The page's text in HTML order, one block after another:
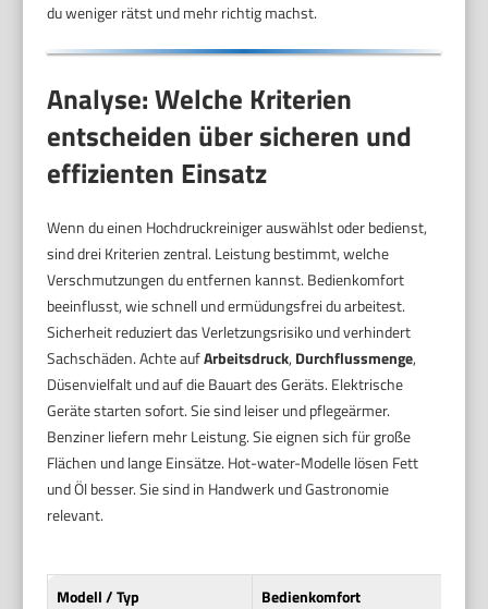
du weniger rätst und mehr richtig machst.
Analyse: Welche Kriterien
entscheiden über sicheren und
effizienten Einsatz
Wenn du einen Hochdruckreiniger auswählst oder bedienst,
sind drei Kriterien zentral. Leistung bestimmt, welche
Verschmutzungen du entfernen kannst. Bedienkomfort
beeinflusst, wie schnell und ermüdungsfrei du arbeitest.
Sicherheit reduziert das Verletzungsrisiko und verhindert
Sachschäden. Achte aufArbeitsdruck, Durchflussmenge,
Düsenvielfalt und auf die Bauart des Geräts. Elektrische
Geräte starten sofort. Sie sind leiser und pflegeärmer.
Benziner liefern mehr Leistung. Sie eignen sich für große
Flächen und lange Einsätze. Hot-water-Modelle lösen Fett
und Öl besser. Sie sind in Handwerk und Gastronomie
relevant.
Modell / Typ
Bedienkomfort